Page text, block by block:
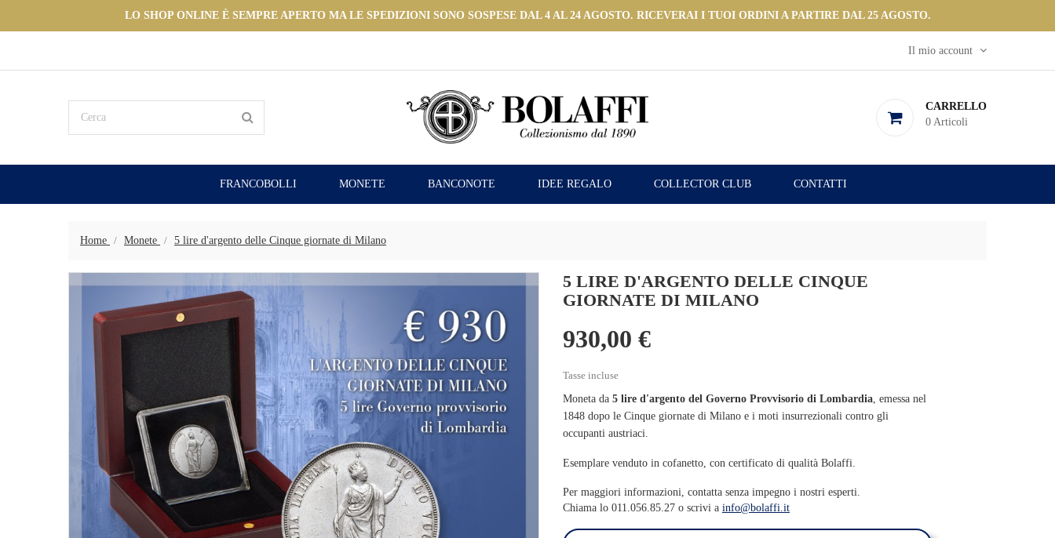
LO SHOP ONLINE È SEMPRE APERTO MA LE SPEDIZIONI SONO SOSPESE DAL 4 AL 24 AGOSTO. RICEVERAI I TUOI ORDINI A PARTIRE DAL 25 AGOSTO.
Il mio account
CARRELLO
0 Articoli
FRANCOBOLLI MONETE BANCONOTE IDEE REGALO COLLECTOR CLUB CONTATTI
Home Monete 5 lire d'argento delle Cinque giornate di Milano
5 LIRE D'ARGENTO DELLE CINQUE
GIORNATE DI MILANO
930,00 €
Tasse incluse
Moneta da 5 lire d'argento del Governo Provvisorio di Lombardia, emessa nel
1848 dopo le Cinque giornate di Milano e i moti insurrezionali contro gli
occupanti austriaci.
Esemplare venduto in cofanetto, con certificato di qualità Bolaffi.
Per maggiori informazioni, contatta senza impegno i nostri esperti.
Chiama lo 011.056.85.27 o scrivi a info@bolaffi.it